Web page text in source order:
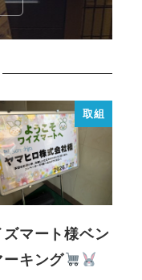
取組
ズマート様ベン
ーキング